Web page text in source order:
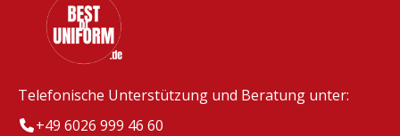
Telefonische Unterstützung und Beratung unter:
+49 6026 999 46 60